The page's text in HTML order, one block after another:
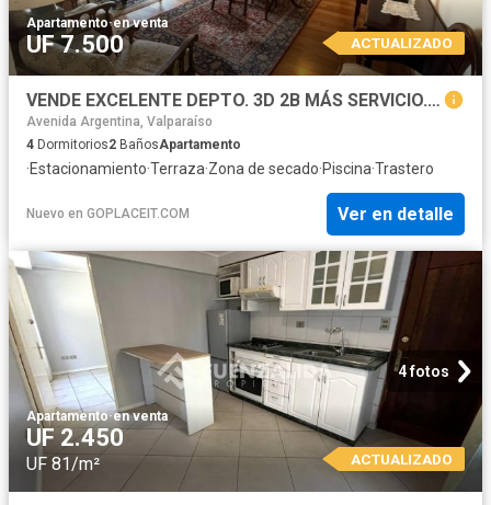
Apartamento·en venta
UF 7.500 ACTUALIZADO
VENDE EXCELENTE DEPTO. 3D 2B MÁS SERVICIO. ESTACIONAMIENTO, BODEGA, TERRAZA, PISCINA
Avenida Argentina, Valparaíso
4 Dormitorios2 BañosApartamento
·Estacionamiento·Terraza·Zona de secado·Piscina·Trastero
Nuevo en GOPLACEIT.COM Ver en detalle
4 fotos
Apartamento·en venta
UF 2.450
UF 81/m² ACTUALIZADO